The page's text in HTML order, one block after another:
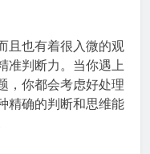
也有着很入微的观
准判断力。当你遇上
，你都会考虑好处理
精确的判断和思维能